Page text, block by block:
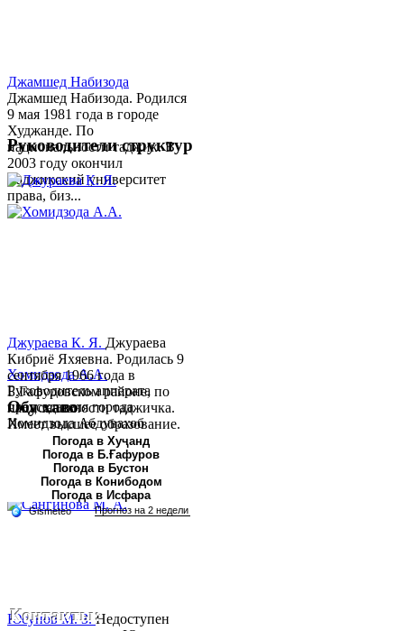
Джамшед Набизода
Джамшед Набизода. Родился
9 мая 1981 года в городе
Худжанде. По
национальности таджик. В
2003 году окончил
Таджикский университет
права, биз...
Хомидзода А.А.
Руководитель аппарата
председателя города
Хомидзода Абдувахоб
Абдумаджид родился 8
июня 1978 года в городе
Худжанде. По
национальности...
Руководители структур
Джураева К. Я. Джураева
Кибриё Яхяевна. Родилась 9
сентября 1966 года в
Б.Гафуровском районе, по
национальности таджичка.
Имеет высшее образование.
В 1997 ...
Юсупов М. З.Недоступен
Обу хаво
Погода в Хуҷанд
Погода в Б.Ғафуров
Погода в Бустон
Погода в Конибодом
Погода в Исфара
Контакты: